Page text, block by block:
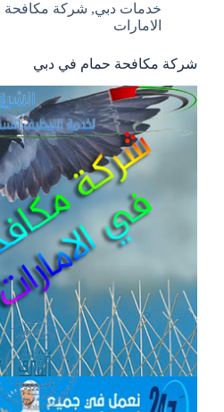
خدمات دبي, شركة مكافحة
الامارات
شركة مكافحة حمام في دبي